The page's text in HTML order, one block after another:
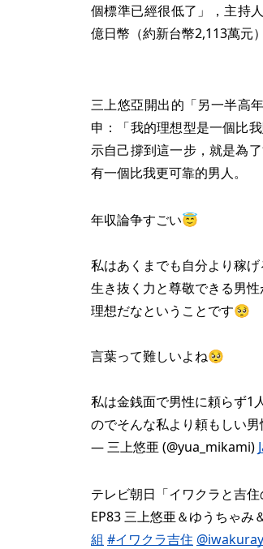
個標準已經很低了」，主持
億日幣（約新台幣2,113萬元
三上悠亞開出的「另一半高
申：「我的理想型是一個比
示自己撐到這一步，就是為
有一個比我更可靠的男人。
年収論争すごい😇
私はあくまでも自分より稼
生き抜く力と尊敬できる男性
理想だなということです🥺
言葉って難しいよね🥺
私は金銭面で男性に頼らず1
のでそんな私より頼もしい
— 三上悠亜 (@yua_mikami)
テレビ朝日「イワクラと吉住
EP83 三上悠亜＆ゆうちゃ
組 #イワクラ吉住